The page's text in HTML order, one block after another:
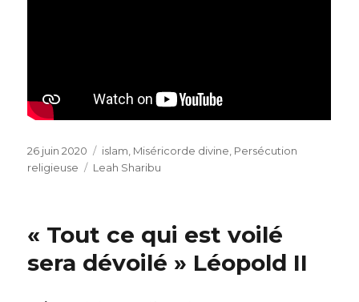
Publié
le
26 juin 2020 Catégories
islam, Miséricorde divine, Persécution
religieuse
Étiquettes
Leah Sharibu
« Tout ce qui est voilé
sera dévoilé » Léopold II